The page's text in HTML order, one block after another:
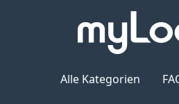
Alle Kategorien